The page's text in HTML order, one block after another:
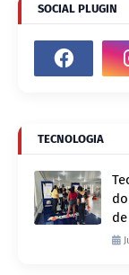
SOCIAL PLUGIN
TECNOLOGIA